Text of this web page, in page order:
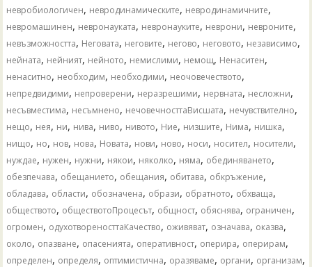
невробиологичен, невродинамическите, невродинамичните,
невромашинен, невронауката, невронауките, неврони, невроните,
невъзможността, Неговата, неговите, негово, неговото, независимо,
нейната, нейният, нейното, немислими, немощ, Ненаситен,
ненаситно, необходим, необходими, неочовечеството,
непредвидими, непроверени, неразрешими, нервната, несложни,
несъвместима, несъмнено, нечовечносттаВисшата, нечувствително,
нещо, нея, ни, нива, ниво, нивото, Ние, низшите, Нима, нишка,
нищо, но, нов, нова, Новата, нови, ново, носи, носител, носители,
нуждае, нужен, нужни, някои, няколко, няма, обединяването,
обезпечава, обещанието, обещания, обитава, обкръжение,
обладава, области, обозначена, образи, обратното, обхваща,
обществото, обществотоПроцесът, общност, обяснява, ограничен,
огромен, одухотвореносттаКачество, оживяват, означава, оказва,
около, опазване, опасенията, оперативност, оперира, оперирам,
определен, определя, оптимистична, оразяваме, органи, организам,